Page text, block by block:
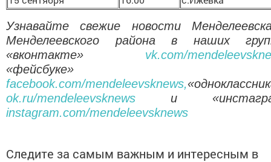
Узнавайте свежие новости
Менделеевского района в наших
«вконтакте» vk.com/
«фейсбуке»
facebook.com/mendeleevsknews,
ok.ru/mendeleevsknews и
instagram.com/mendeleevsknews
Следите за самым важным и интересным в